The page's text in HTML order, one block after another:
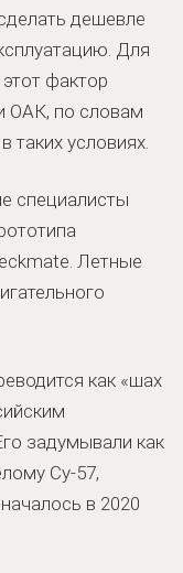
дешевле
Для
фактор
ОАК, по словам
таких условиях.
специалисты
Летные
как «шах
задумывали как
Су-57,
в 2020